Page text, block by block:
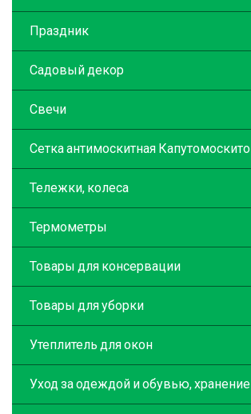
Праздник
Садовый декор
Свечи
Сетка антимоскитная Капутомоскито
Тележки, колеса
Термометры
Товары для консервации
Товары для уборки
Утеплитель для окон
Уход за одеждой и обувью, хранение